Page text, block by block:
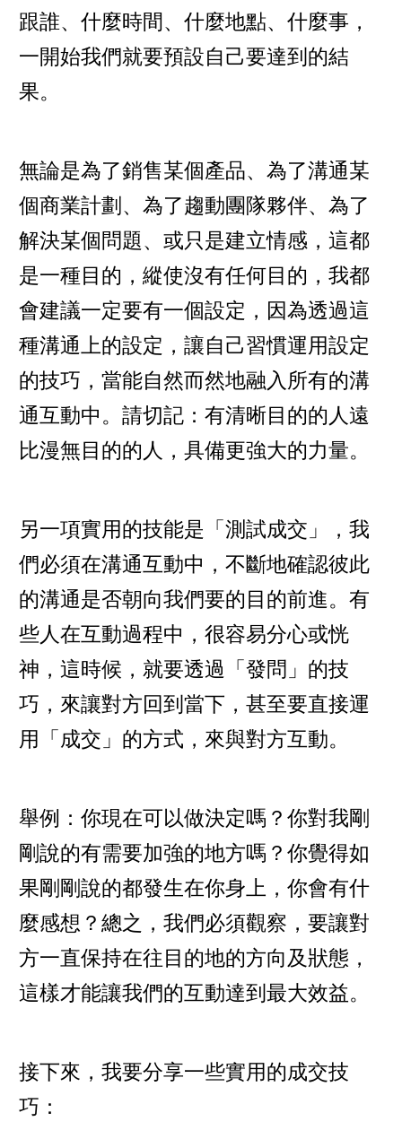
跟誰、什麼時間、什麼地點、什麼事，
一開始我們就要預設自己要達到的結
果。
無論是為了銷售某個產品、為了溝通某
個商業計劃、為了趨動團隊夥伴、為了
解決某個問題、或只是建立情感，這都
是一種目的，縱使沒有任何目的，我都
會建議一定要有一個設定，因為透過這
種溝通上的設定，讓自己習慣運用設定
的技巧，當能自然而然地融入所有的溝
通互動中。請切記：有清晰目的的人遠
比漫無目的的人，具備更強大的力量。
另一項實用的技能是「測試成交」，我
們必須在溝通互動中，不斷地確認彼此
的溝通是否朝向我們要的目的前進。有
些人在互動過程中，很容易分心或恍
神，這時候，就要透過「發問」的技
巧，來讓對方回到當下，甚至要直接運
用「成交」的方式，來與對方互動。
舉例：你現在可以做決定嗎？你對我剛
剛說的有需要加強的地方嗎？你覺得如
果剛剛說的都發生在你身上，你會有什
麼感想？總之，我們必須觀察，要讓對
方一直保持在往目的地的方向及狀態，
這樣才能讓我們的互動達到最大效益。
接下來，我要分享一些實用的成交技
巧：